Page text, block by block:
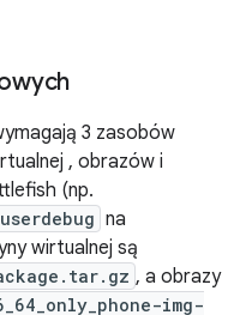
3 zasobów
, obrazów i
(np.
na
wirtualnej są
, a obrazy
img-